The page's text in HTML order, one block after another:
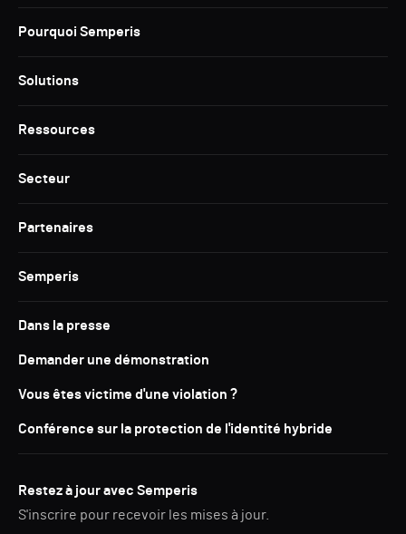
Pourquoi Semperis
Solutions
Ressources
Secteur
Partenaires
Semperis
Dans la presse
Demander une démonstration
Vous êtes victime d'une violation ?
Conférence sur la protection de l'identité hybride
Restez à jour avec Semperis
S'inscrire pour recevoir les mises à jour.